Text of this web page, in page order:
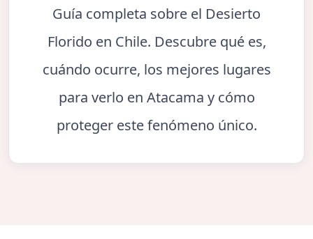
Guía completa sobre el Desierto
Florido en Chile. Descubre qué es,
cuándo ocurre, los mejores lugares
para verlo en Atacama y cómo
proteger este fenómeno único.